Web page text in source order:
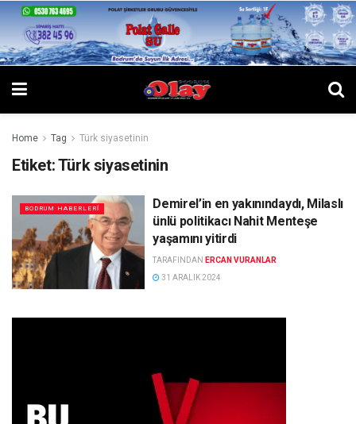
Home Tag Türk siyasetinin
Etiket:Türk siyasetinin
BODRUM HABERLERI
Demirel’in en yakınındaydı, Milaslı
ünlü politikacı Nahit Menteşe
yaşamını yitirdi
TARAFINDAN ERCAN VURANLAR
31 ARALIK 2024